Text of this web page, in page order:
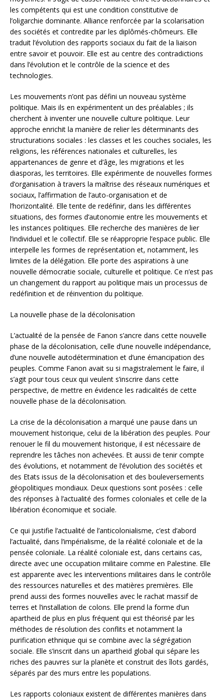
les compétents qui est une condition constitutive de
l’oligarchie dominante. Alliance renforcée par la scolarisation
des sociétés et contredite par les diplômés-chômeurs. Elle
traduit l’évolution des rapports sociaux du fait de la liaison
entre savoir et pouvoir. Elle est au centre des contradictions
dans l’évolution et le contrôle de la science et des
technologies.
Les mouvements n’ont pas défini un nouveau système
politique. Mais ils en expérimentent un des préalables ; ils
cherchent à inventer une nouvelle culture politique. Leur
approche enrichit la manière de relier les déterminants des
structurations sociales : les classes et les couches sociales, les
religions, les références nationales et culturelles, les
appartenances de genre et d’âge, les migrations et les
diasporas, les territoires. Elle expérimente de nouvelles formes
d’organisation à travers la maîtrise des réseaux numériques et
sociaux, l’affirmation de l’auto-organisation et de
l’horizontalité. Elle tente de redéfinir, dans les différentes
situations, des formes d’autonomie entre les mouvements et
les instances politiques. Elle recherche des manières de lier
l’individuel et le collectif. Elle se réapproprie l’espace public. Elle
interpelle les formes de représentation et, notamment, les
limites de la délégation. Elle porte des aspirations à une
nouvelle démocratie sociale, culturelle et politique. Ce n’est pas
un changement du rapport au politique mais un processus de
redéfinition et de réinvention du politique.
La nouvelle phase de la décolonisation
L’actualité de la pensée de Fanon s’ancre dans cette nouvelle
phase de la décolonisation, celle d’une nouvelle indépendance,
d’une nouvelle autodétermination et d’une émancipation des
peuples. Comme Fanon avait su si magistralement le faire, il
s’agit pour tous ceux qui veulent s’inscrire dans cette
perspective, de mettre en évidence les radicalités de cette
nouvelle phase de la décolonisation.
La crise de la décolonisation a marqué une pause dans un
mouvement historique, celui de la libération des peuples. Pour
renouer le fil du mouvement historique, il est nécessaire de
reprendre les tâches non achevées. Et aussi de tenir compte
des évolutions, et notamment de l’évolution des sociétés et
des Etats issus de la décolonisation et des bouleversements
géopolitiques mondiaux. Deux questions sont posées : celle
des réponses à l’actualité des formes coloniales et celle de la
libération économique et sociale.
Ce qui justifie l’actualité de l’anticolonialisme, c’est d’abord
l’actualité, dans l’impérialisme, de la réalité coloniale et de la
pensée coloniale. La réalité coloniale est, dans certains cas,
directe avec une occupation militaire comme en Palestine. Elle
est apparente avec les interventions militaires dans le contrôle
des ressources naturelles et des matières premières. Elle
prend aussi des formes nouvelles avec le rachat massif de
terres et l’installation de colons. Elle prend la forme d’un
apartheid de plus en plus fréquent qui est théorisé par les
méthodes de résolution des conflits et notamment la
purification ethnique qui se combine avec la ségrégation
sociale. Elle s’inscrit dans un apartheid global qui sépare les
riches des pauvres sur la planète et construit des îlots gardés,
séparés par des murs entre les populations.
Les rapports coloniaux existent de différentes manières dans